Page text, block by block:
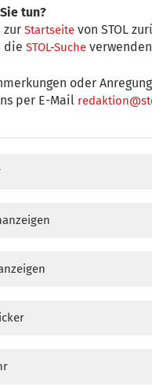
tun?
zurStartseite von STOL
dieSTOL-Suche verwenden
oder
per E-Mail